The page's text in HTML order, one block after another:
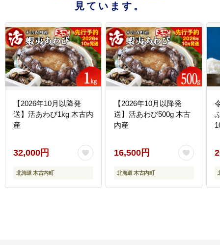
見ています。
【2026年10月以降発
送】活あわび1kg 木古内
産
32,000円
北海道 木古内町
【2026年10月以降発
送】活あわび500g 木古
内産
16,500円
北海道 木古内町